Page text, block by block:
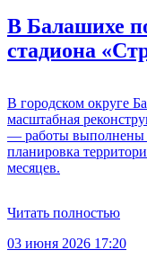
В Балашихе
стадиона
В городском округе
масштабная
— работы выполнены
планировка
месяцев.
Читать полностью
03 июня 2026 17:20